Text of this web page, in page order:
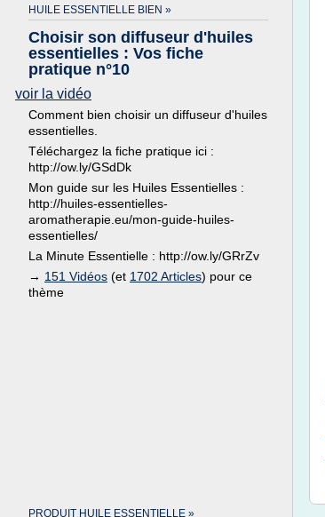
HUILE ESSENTIELLE BIEN »
Choisir son diffuseur d'huiles
essentielles : Vos fiche
pratique n°10
voir la vidéo
Comment bien choisir un diffuseur d'huiles
essentielles.
Téléchargez la fiche pratique ici :
http://ow.ly/GSdDk
Mon guide sur les Huiles Essentielles :
http://huiles-essentielles-
aromatherapie.eu/mon-guide-huiles-
essentielles/
La Minute Essentielle : http://ow.ly/GRrZv
→ 151 Vidéos (et 1702 Articles) pour ce
thème
PRODUIT HUILE ESSENTIELLE »